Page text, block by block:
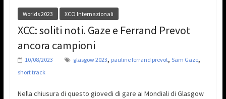
Worlds 2023 XCO Internazionali
XCC: soliti noti. Gaze e Ferrand Prevot
ancora campioni
10/08/2023 glasgow 2023, pauline ferrand prevot, Sam Gaze,
short track
Nella chiusura di questo giovedi di gare ai Mondiali di Glasgow